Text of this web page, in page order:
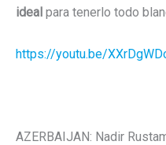
ideal para tenerlo todo
https://youtu.be/
AZERBAIJAN: Nadir